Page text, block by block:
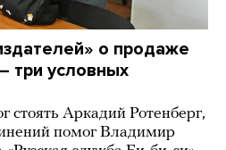
о продаже
три условных
стоять Аркадий Ротенберг,
помог Владимир